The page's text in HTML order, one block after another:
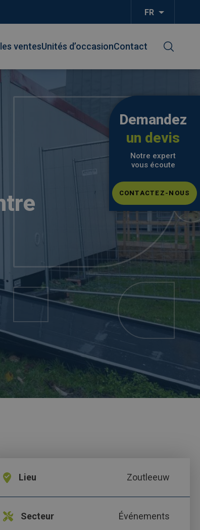
FR Lister les
ventesUnités d’occasionContact
Demandez
un devis
Notre expert
vous écoute
CONTACTEZ-NOUS
Lieu Zoutleeuw
Secteur Événements